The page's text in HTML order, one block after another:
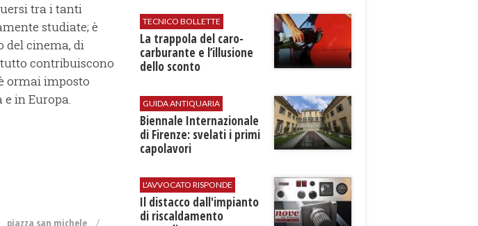
tra i tanti
studiate; è
del cinema, di
contribuiscono
ormai imposto
in Europa.
piazza san michele
TECNICO BOLLETTE
​La trappola del caro-
carburante e l’illusione
dello sconto
GUIDA ANTIQUARIA
Biennale Internazionale
di Firenze: svelati i primi
capolavori
L'AVVOCATO RISPONDE
Il distacco dall'impianto
di riscaldamento